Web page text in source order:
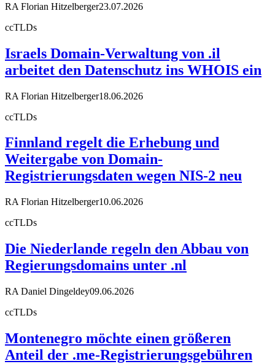
RA Florian Hitzelberger23.07.2026
ccTLDs
Israels Domain-Verwaltung von .il
arbeitet den Datenschutz ins WHOIS ein
RA Florian Hitzelberger18.06.2026
ccTLDs
Finnland regelt die Erhebung und
Weitergabe von Domain-
Registrierungsdaten wegen NIS-2 neu
RA Florian Hitzelberger10.06.2026
ccTLDs
Die Niederlande regeln den Abbau von
Regierungsdomains unter .nl
RA Daniel Dingeldey09.06.2026
ccTLDs
Montenegro möchte einen größeren
Anteil der .me-Registrierungsgebühren